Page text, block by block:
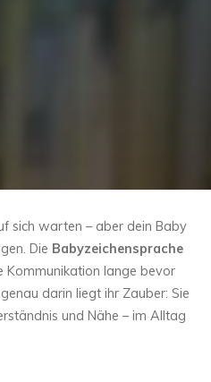
sich warten – aber dein Baby
Die Babyzeichensprache
Kommunikation lange bevor
darin liegt ihr Zauber: Sie
und Nähe – im Alltag